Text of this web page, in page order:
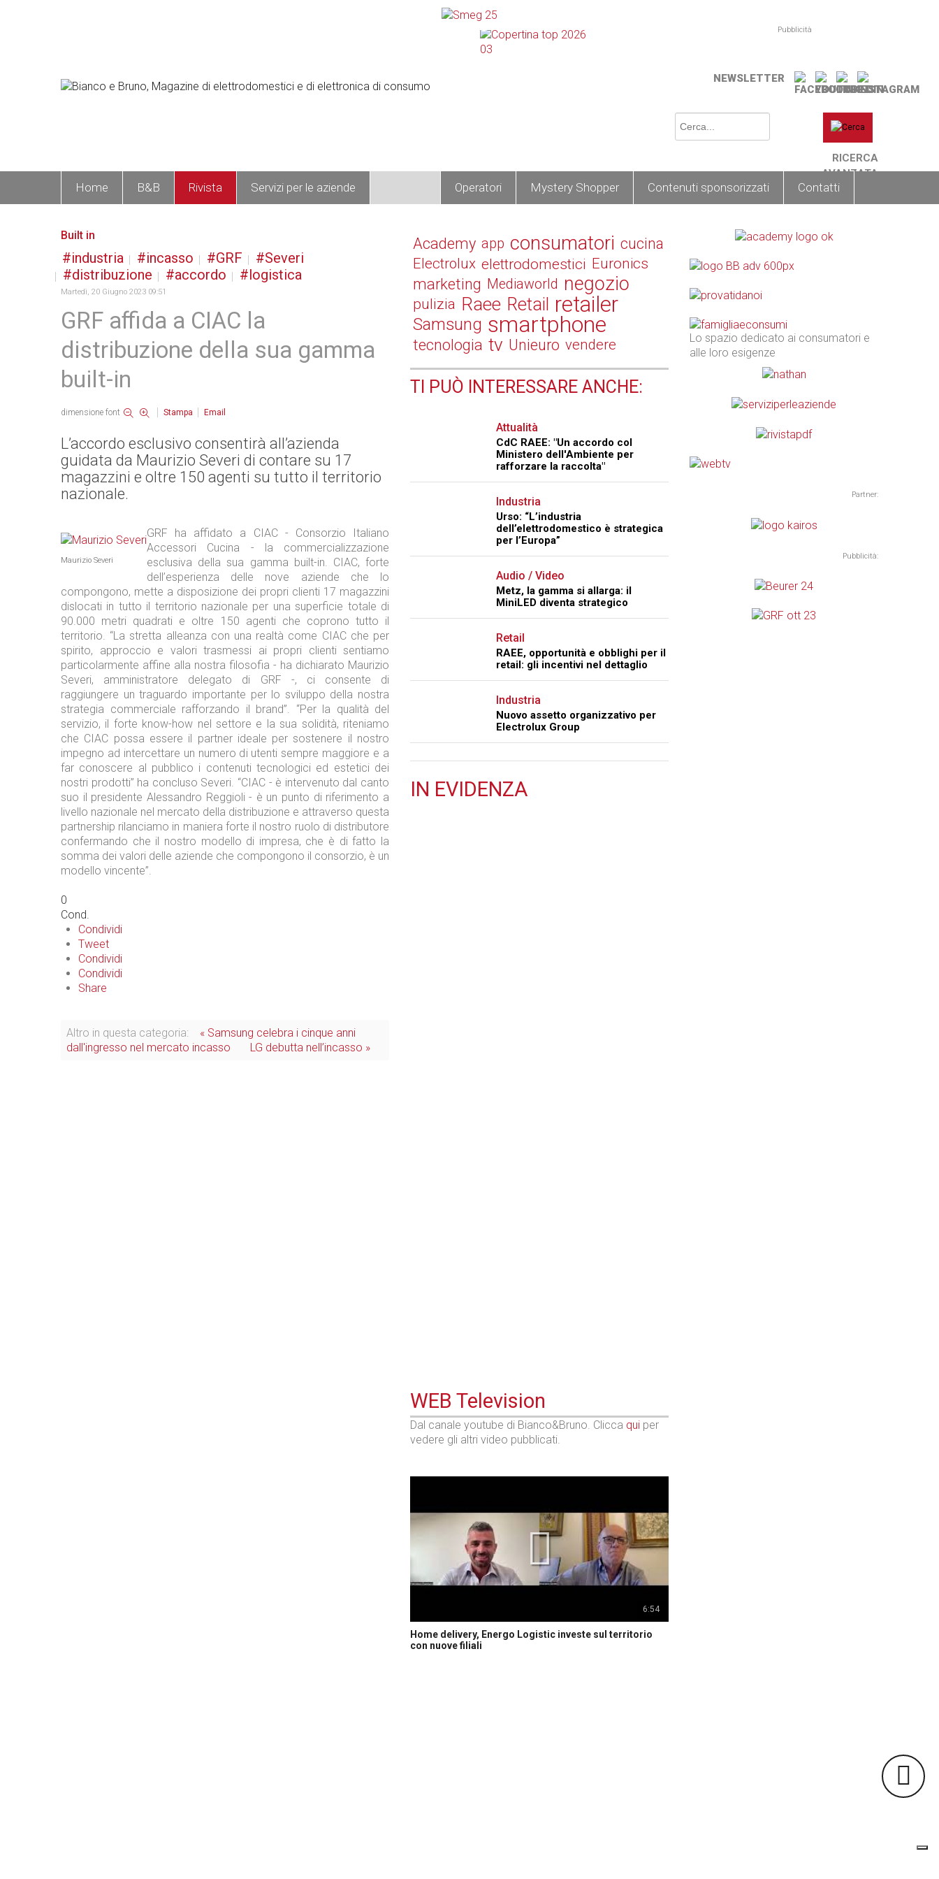
Pubblicità
NEWSLETTER
RICERCA
AVANZATA
Home B&B Rivista Servizi per le aziende Operatori Mystery Shopper Contenuti sponsorizzati Contatti
Built in
industria incasso GRF
Severi
distribuzione
accordo logistica
Martedì, 20 Giugno 2023 09:51
GRF affida a CIAC la
distribuzione della sua gamma
built-in
dimensione font Stampa Email
L’accordo esclusivo consentirà all’azienda
guidata da Maurizio Severi di contare su 17
magazzini e oltre 150 agenti su tutto il territorio
nazionale.
Maurizio Severi
GRF ha affidato a CIAC - Consorzio Italiano
Accessori Cucina - la commercializzazione
esclusiva della sua gamma built-in. CIAC, forte
dell’esperienza delle nove aziende che lo
compongono, mette a disposizione dei propri clienti 17 magazzini
dislocati in tutto il territorio nazionale per una superficie totale di
90.000 metri quadrati e oltre 150 agenti che coprono tutto il
territorio. “La stretta alleanza con una realtà come CIAC che per
spirito, approccio e valori trasmessi ai propri clienti sentiamo
particolarmente affine alla nostra filosofia - ha dichiarato Maurizio
Severi, amministratore delegato di GRF -, ci consente di
raggiungere un traguardo importante per lo sviluppo della nostra
strategia commerciale rafforzando il brand”. “Per la qualità del
servizio, il forte know-how nel settore e la sua solidità, riteniamo
che CIAC possa essere il partner ideale per sostenere il nostro
impegno ad intercettare un numero di utenti sempre maggiore e a
far conoscere al pubblico i contenuti tecnologici ed estetici dei
nostri prodotti” ha concluso Severi. “CIAC - è intervenuto dal canto
suo il presidente Alessandro Reggioli - è un punto di riferimento a
livello nazionale nel mercato della distribuzione e attraverso questa
partnership rilanciamo in maniera forte il nostro ruolo di distributore
confermando che il nostro modello di impresa, che è di fatto la
somma dei valori delle aziende che compongono il consorzio, è un
modello vincente”.
0
Cond.
Condividi
Tweet
Condividi
Condividi
Share
Altro in questa categoria:
« Samsung celebra i cinque anni
dall'ingresso nel mercato incasso
LG debutta nell’incasso »
Academy app consumatori cucina
Electrolux elettrodomestici Euronics
marketing Mediaworld negozio
pulizia Raee Retail retailer
Samsung smartphone
tecnologia tv Unieuro vendere
TI PUÒ INTERESSARE ANCHE:
Attualità
CdC RAEE: "Un accordo col
Ministero dell'Ambiente per
rafforzare la raccolta"
Industria
Urso: “L’industria
dell’elettrodomestico è strategica
per l’Europa”
Audio / Video
Metz, la gamma si allarga: il
MiniLED diventa strategico
Retail
RAEE, opportunità e obblighi per il
retail: gli incentivi nel dettaglio
Industria
Nuovo assetto organizzativo per
Electrolux Group
IN EVIDENZA
WEB Television
Dal canale youtube di Bianco&Bruno. Clicca qui per
vedere gli altri video pubblicati.
6:54
Home delivery, Energo Logistic investe sul territorio
con nuove filiali
Lo spazio dedicato ai consumatori e
alle loro esigenze
Partner:
Pubblicità: